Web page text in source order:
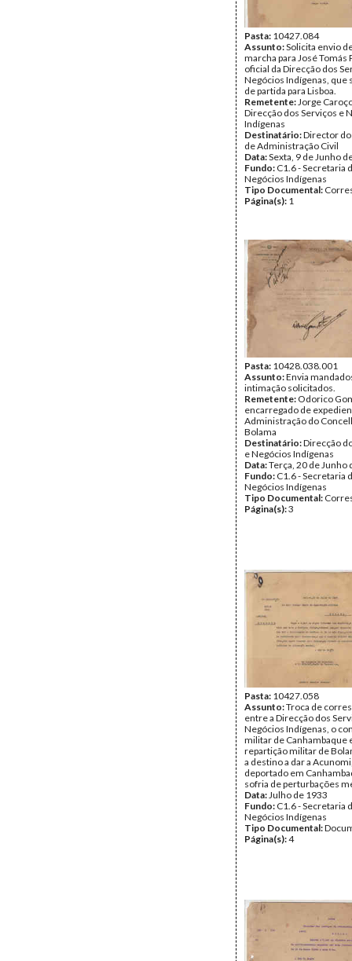
Pasta: 10427.084
Assunto:Solicita envio
marcha para José Tomás
oficial da Direcção dos
Negócios Indígenas, que
de partida para Lisboa.
Remetente:Jorge
Direcção dos Serviços e
Indígenas
Destinatário:Director
de Administração Civil
Data:Sexta, 9 de Junho
Fundo: C1.6 - Secretaria
Negócios Indígenas
Tipo Documental:
Página(s): 1
Pasta: 10428.038.001
Assunto:Envia
intimação solicitados.
Remetente: Odorico
encarregado de
Administração do
Bolama
Destinatário:Direcção
e Negócios Indígenas
Data:Terça, 20 de Junho
Fundo: C1.6 - Secretaria
Negócios Indígenas
Tipo Documental:
Página(s):3
Pasta: 10427.058
Assunto:Troca de
entre a Direcção dos
Negócios Indígenas, o
militar de Canhambaque
repartição militar de
a destino a dar a
deportado em
sofria de perturbações
Data:Julho de 1933
Fundo: C1.6 - Secretaria
Negócios Indígenas
Tipo Documental:
Página(s):4